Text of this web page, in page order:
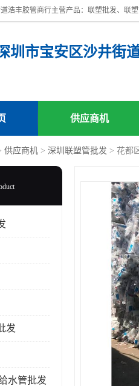
圳市宝安区沙井街
供应商机
供应商机 > 深圳联塑管批发 > 花都
发
水管批发